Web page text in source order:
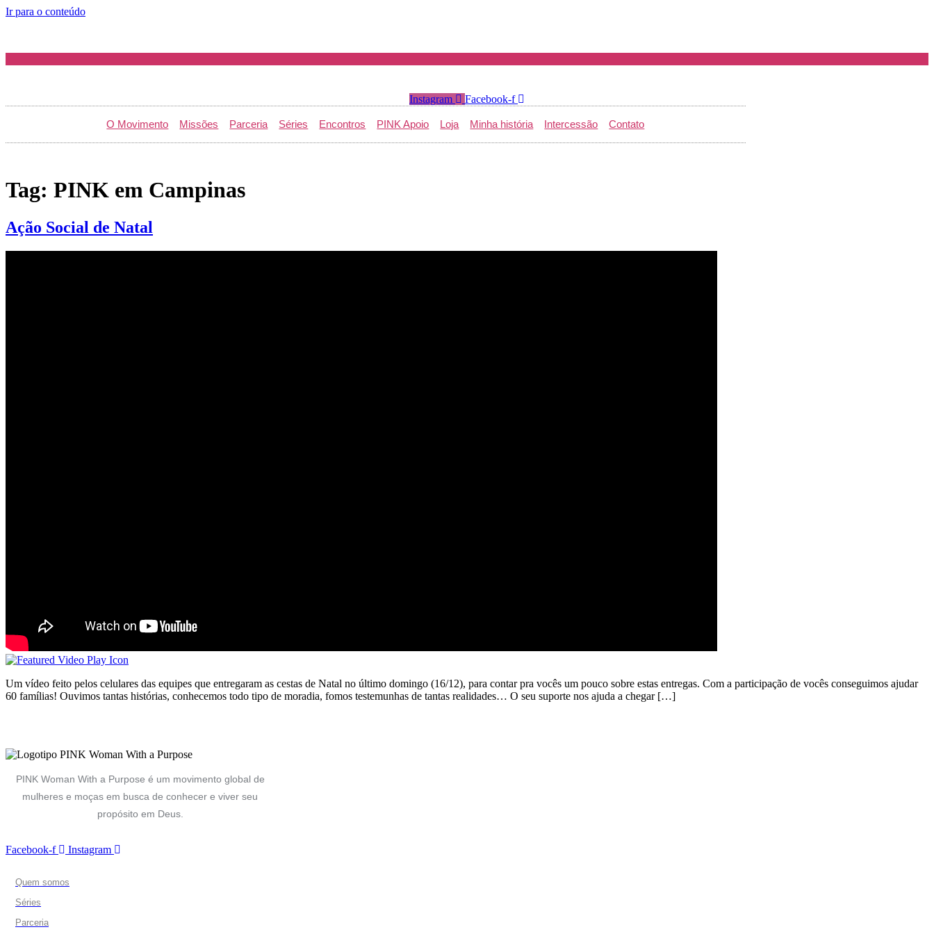
Ir para o conteúdo
Instagram Facebook-f
O Movimento Missões Parceria Séries Encontros PINK Apoio Loja Minha história Intercessão Contato
Tag: PINK em Campinas
Ação Social de Natal
Um vídeo feito pelos celulares das equipes que entregaram as cestas de Natal no último domingo (16/12), para contar pra vocês um pouco sobre estas entregas. Com a participação de vocês conseguimos ajudar
60 famílias! Ouvimos tantas histórias, conhecemos todo tipo de moradia, fomos testemunhas de tantas realidades… O seu suporte nos ajuda a chegar […]
PINK Woman With a Purpose é um movimento global de
mulheres e moças em busca de conhecer e viver seu
propósito em Deus.
Facebook-f Instagram
Quem somos
Séries
Parceria